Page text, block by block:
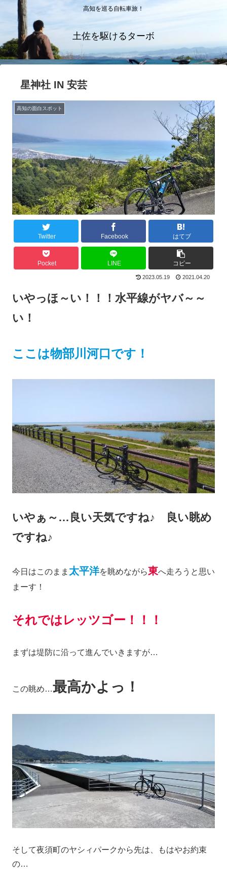
高知を巡る自転車旅！
土佐を駆けるターボ
星神社 IN 安芸
高知の面白スポット
Twitter Facebook はてブ
Pocket LINE コピー
2023.05.19 2021.04.20
いやっほ～い！！！ 水平線がヤバ～～
い！
ここは物部川河口です！
いやぁ～…良い天気ですね♪ 良い眺め
ですね♪
今日はこのまま 太平洋を眺めながら東へ走ろうと思い
まーす！
それではレッツゴー！！！
まずは堤防に沿って進んでいきますが…
この眺め…最高かよっ！
そして夜須町のヤシィパークから先は、もはやお約束
の…